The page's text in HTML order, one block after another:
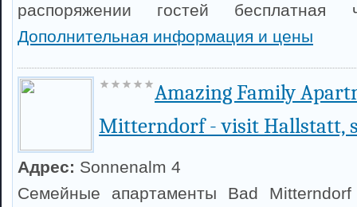
распоряжении гостей бесплатная
Дополнительная информация и цены
Amazing Family
Mitterndorf - visit Hallstatt,
Адрес: Sonnenalm 4
Семейные апартаменты Bad